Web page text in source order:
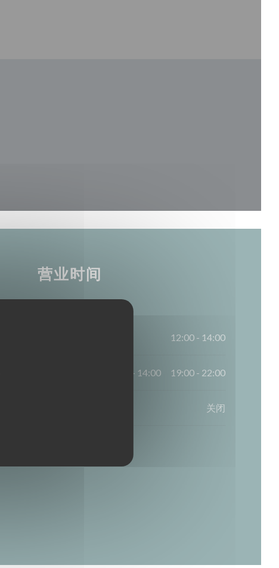
营业时间
12:00 - 14:00
12:00 - 14:00 19:00 - 22:00
关闭